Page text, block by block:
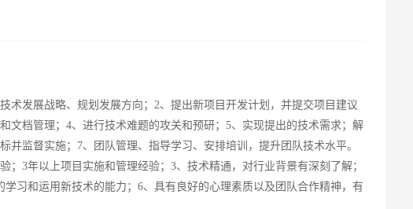
术发展战略、规划发展方向；2、提出新项目开发计划，并提交项目建议
文档管理；4、进行技术难题的攻关和预研；5、实现提出的技术需求；解
监督实施；7、团队管理、指导学习、安排培训，提升团队技术水平。
3年以上项目实施和管理经验；3、技术精通，对行业背景有深刻了解；
习和运用新技术的能力；6、具有良好的心理素质以及团队合作精神，有